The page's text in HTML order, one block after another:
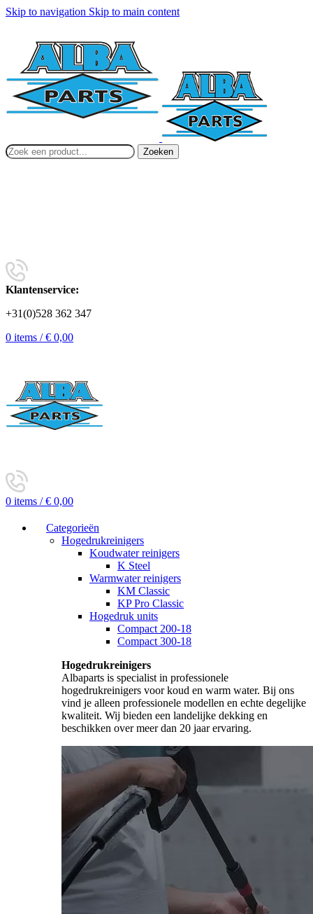
Skip to navigation Skip to main content
Zoeken
Klantenservice:
+31(0)528 362 347
0 items / € 0,00
0 items / € 0,00
Categorieën
Hogedrukreinigers
Koudwater reinigers
K Steel
Warmwater reinigers
KM Classic
KP Pro Classic
Hogedruk units
Compact 200-18
Compact 300-18
Hogedrukreinigers
Albaparts is specialist in professionele
hogedrukreinigers voor koud en warm water. Bij ons
vind je alleen professionele modellen en echte degelijke
kwaliteit. Wij bieden een landelijke dekking en
beschikken over meer dan 20 jaar ervaring.